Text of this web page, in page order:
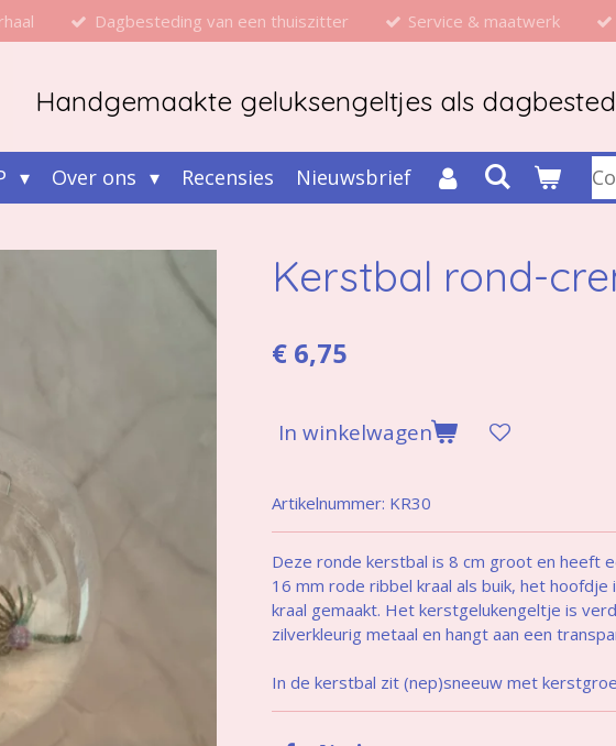
Dagbesteding van een thuiszitter Service & maatwerk
Handgemaakte geluksengeltjes als
Over ons Recensies Nieuwsbrief
Kerstbal rond-
€ 6,75
In winkelwagen
Artikelnummer: KR30
Deze ronde kerstbal is 8 cm groot en heeft
16 mm rode ribbel kraal als buik, het hoofdje
kraal gemaakt. Het kerstgelukengeltje is
zilverkleurig metaal en hangt aan een
In de kerstbal zit (nep)sneeuw met